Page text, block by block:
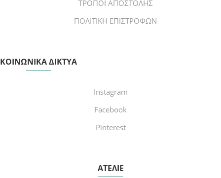
ΤΡΟΠΟΙ ΑΠΟΣΤΟΛΗΣ
ΠΟΛΙΤΙΚΗ ΕΠΙΣΤΡΟΦΩΝ
ΚΟΙΝΩΝΙΚΑ ΔΙΚΤΥΑ
Instagram
Facebook
Pinterest
ΑΤΕΛΙΕ